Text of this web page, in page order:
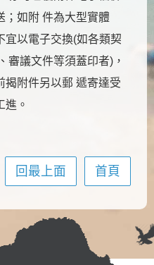
；如附 件為大型實體
宜以電子交換(如各類契
審議文件等須蓋印者)，
揭附件另以郵 遞寄達受
進。
回最上面 首頁